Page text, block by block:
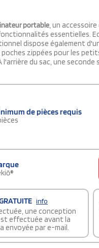
portable, un
essentielles.
dispose également
zippées pour les
l'arrière du sac, une
de pièces requis
info
une conception
effectuée avant la
envoyée par e-mail.